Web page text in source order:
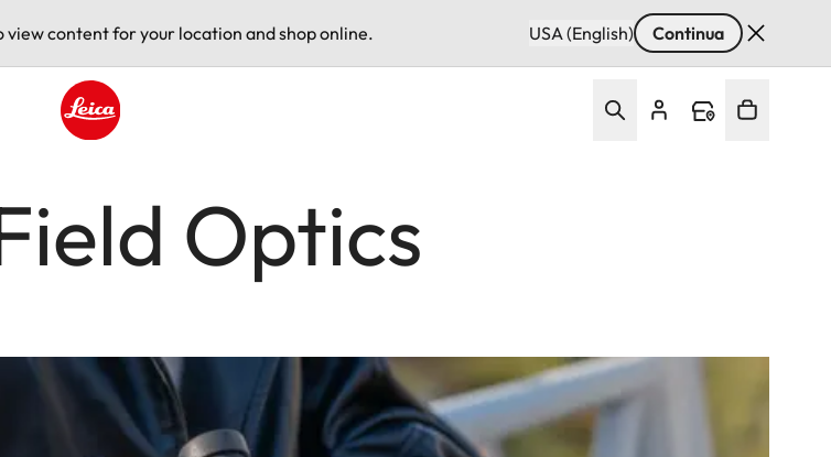
content for your location and shop online. USA (English) Continua
Optics